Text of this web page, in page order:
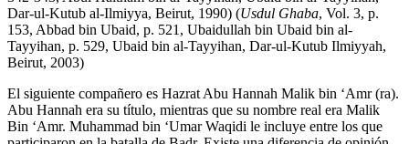
Dar-ul-Kutub al-Ilmiyya, Beirut, 1990) (Usdul Ghaba, Vol. 3, p.
153, Abbad bin Ubaid, p. 521, Ubaidullah bin Ubaid bin al-
Tayyihan, p. 529, Ubaid bin al-Tayyihan, Dar-ul-Kutub Ilmiyyah,
Beirut, 2003)
El siguiente compañero es Hazrat Abu Hannah Malik bin ‘Amr (ra).
Abu Hannah era su título, mientras que su nombre real era Malik
Bin ‘Amr. Muhammad bin ‘Umar Waqidi le incluye entre los que